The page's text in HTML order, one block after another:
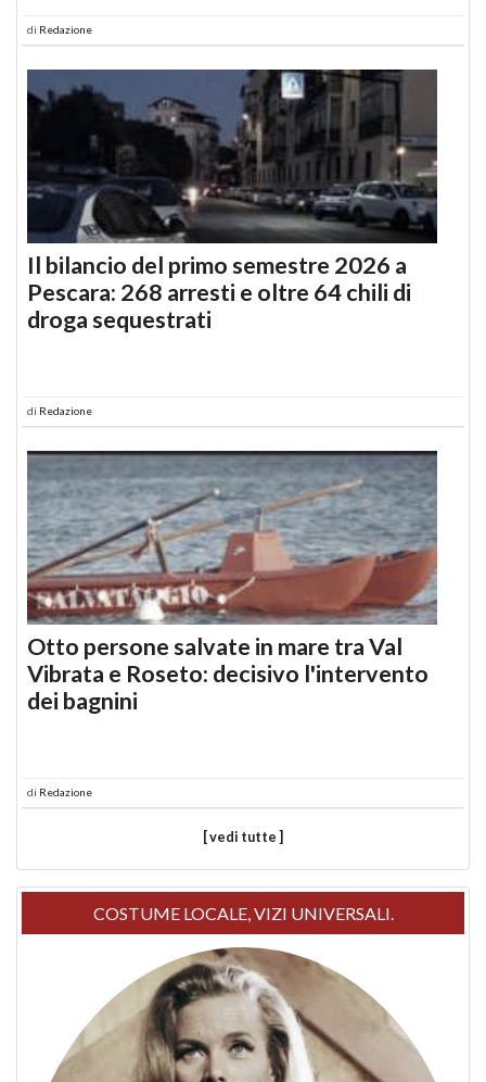
di Redazione
Il bilancio del primo semestre 2026 a
Pescara: 268 arresti e oltre 64 chili di
droga sequestrati
di Redazione
Otto persone salvate in mare tra Val
Vibrata e Roseto: decisivo l'intervento
dei bagnini
di Redazione
[ vedi tutte ]
COSTUME LOCALE, VIZI UNIVERSALI.